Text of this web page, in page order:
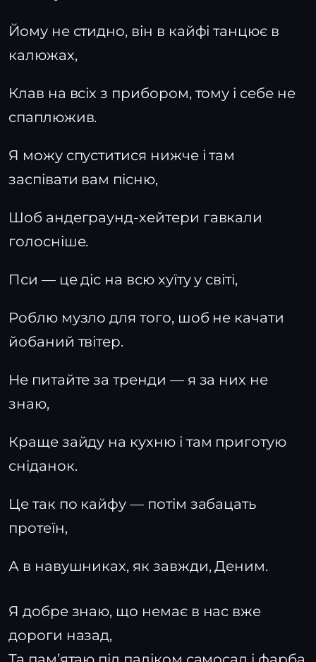
Йому не стидно, він в кайфі танцює в
калюжах,
Клав на всіх з прибором, тому і себе не
спаплюжив.
Я можу спуститися нижче і там
заспівати вам пісню,
Шоб андеграунд-хейтери гавкали
голосніше.
Пси — це діс на всю хуїту у світі,
Роблю музло для того, шоб не качати
йобаний твітер.
Не питайте за тренди — я за них не
знаю,
Краще зайду на кухню і там приготую
сніданок.
Це так по кайфу — потім забацать
протеїн,
А в навушниках, як завжди, Деним.
Я добре знаю, що немає в нас вже
дороги назад,